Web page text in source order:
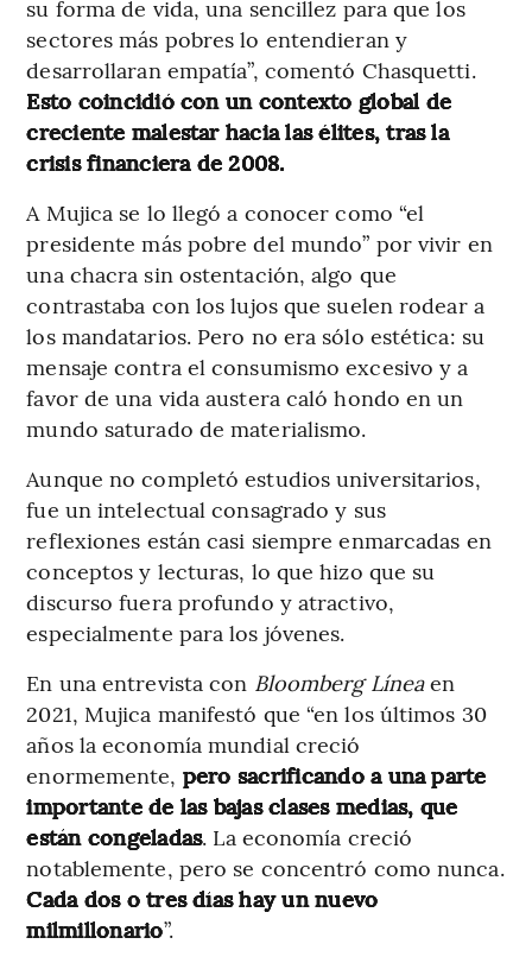
su forma de vida, una sencillez para que los
sectores más pobres lo entendieran y
desarrollaran empatía”, comentó Chasquetti.
Esto coincidió con un contexto global de
creciente malestar hacia las élites, tras la
crisis financiera de 2008.
A Mujica se lo llegó a conocer como “el
presidente más pobre del mundo” por vivir en
una chacra sin ostentación, algo que
contrastaba con los lujos que suelen rodear a
los mandatarios. Pero no era sólo estética: su
mensaje contra el consumismo excesivo y a
favor de una vida austera caló hondo en un
mundo saturado de materialismo.
Aunque no completó estudios universitarios,
fue un intelectual consagrado y sus
reflexiones están casi siempre enmarcadas en
conceptos y lecturas, lo que hizo que su
discurso fuera profundo y atractivo,
especialmente para los jóvenes.
En una entrevista con Bloomberg Líneaen
2021, Mujica manifestó que “en los últimos 30
años la economía mundial creció
enormemente, pero sacrificando a una parte
importante de las bajas clases medias, que
están congeladas. La economía creció
notablemente, pero se concentró como nunca.
Cada dos o tres días hay un nuevo
milmillonario”.